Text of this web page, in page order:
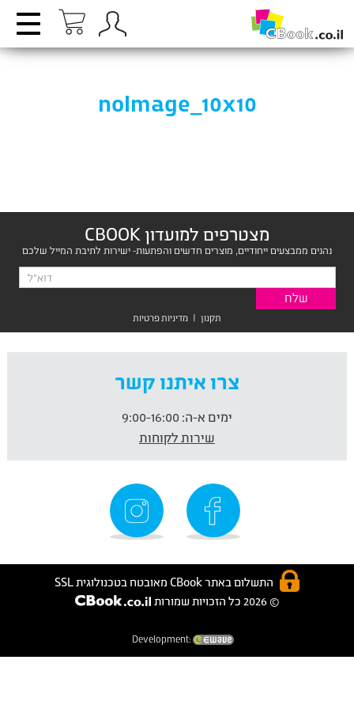
noImage_10x10
מצטרפים למועדון CBOOK
נהנים ממבצעים ייחודיים, מוצרים חדשים והפתעות- ישירות לתיבת המייל שלכם
תקנון | מדיניות פרטיות
צרו איתנו קשר
ימים א-ה:
שירות לקוחות
התשלום באתר CBook מאובטח בטכנולוגית SSL
© 2026 כל הזכויות שמורות
Development: